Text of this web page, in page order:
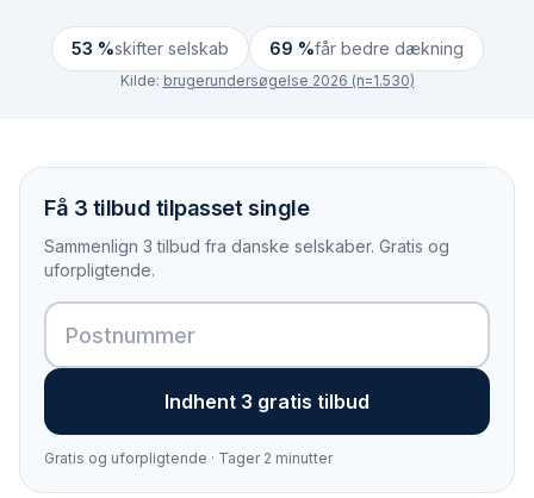
53 %skifter selskab 69 %får bedre dækning
Kilde: brugerundersøgelse 2026 (n=1.530)
Få 3 tilbud tilpasset single
Sammenlign 3 tilbud fra danske selskaber. Gratis og
uforpligtende.
Indhent 3 gratis tilbud
Gratis og uforpligtende · Tager 2 minutter